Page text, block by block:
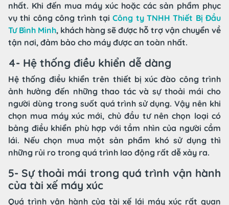
nhất. Khi đến mua máy xúc hoặc các sản phẩm phục
vụ thi công công trình tạiCông ty TNHH Thiết Bị Đầu
Tư Bình Minh, khách hàng sẽ được hỗ trợ vận chuyển về
tận nơi, đảm bảo cho máy được an toàn nhất.
4- Hệ thống điều khiển dễ dàng
Hệ thống điều khiển trên thiết bị xúc đào công trình
ảnh hưởng đến những thao tác và sự thoải mái cho
người dùng trong suốt quá trình sử dụng. Vậy nên khi
chọn mua máy xúc mới, chủ đầu tư nên chọn loại có
bảng điều khiển phù hợp với tầm nhìn của người cầm
lái. Nếu chọn mua một sản phẩm khó sử dụng thì
những rủi ro trong quá trình lao động rất dễ xảy ra.
5- Sự thoải mái trong quá trình vận hành
của tài xế máy xúc
Quá trình vận hành của tài xế lái máy xúc rất quan